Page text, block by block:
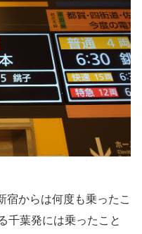
からは何度も乗ったこ
千葉発には乗ったこと